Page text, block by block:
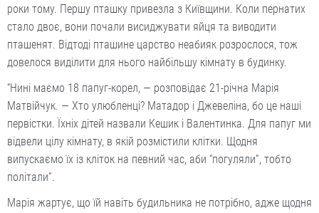
роки тому. Першу пташку привезла з Київщини. Коли пернатих
стало двоє, вони почали висиджувати яйця та виводити
пташенят. Відтоді пташине царство неабияк розрослося, тож
довелося виділити для нього найбільшу кімнату в будинку.
“Нині маємо 18 папуг-корел, — розповідає 21-річна Марія
Матвійчук. — Хто улюбленці? Матадор і Джевеліна, бо це наші
первістки. Їхніх дітей назвали Кешик і Валентинка. Для папуг ми
відвели цілу кімнату, в якій розмістили клітки. Щодня
випускаємо їх із кліток на певний час, аби “погуляли”, тобто
політали”.
Марія жартує, що їй навіть будильника не потрібно, адже щодня